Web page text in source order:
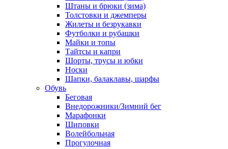
Штаны и брюки (зима)
Толстовки и джемперы
Жилеты и безрукавки
Футболки и рубашки
Майки и топы
Тайтсы и капри
Шорты, трусы и юбки
Носки
Шапки, балаклавы, шарфы
Обувь
Беговая
Внедорожники/Зимний бег
Марафонки
Шиповки
Волейбольная
Прогулочная